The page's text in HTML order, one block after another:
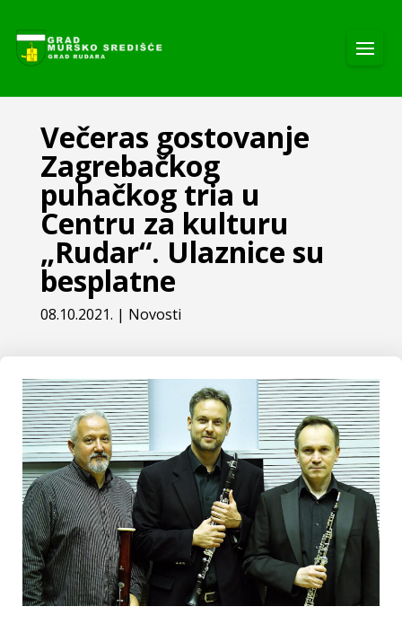
Večeras gostovanje
Zagrebačkog
puhačkog tria u
Centru za kulturu
„Rudar“. Ulaznice su
besplatne
08.10.2021. | Novosti